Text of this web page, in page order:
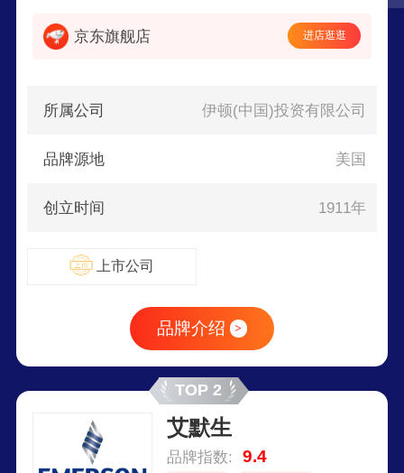
京东旗舰店 进店逛逛
所属公司 伊顿(中国)投资有限公司
品牌源地 美国
创立时间 1911年
上市公司
品牌介绍 >
TOP 2
艾默生
品牌指数: 9.4